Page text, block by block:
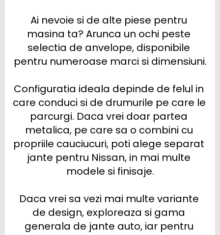
Ai nevoie si de alte piese pentru
masina ta? Arunca un ochi peste
selectia de anvelope, disponibile
pentru numeroase marci si dimensiuni.
Configuratia ideala depinde de felul in
care conduci si de drumurile pe care le
parcurgi. Daca vrei doar partea
metalica, pe care sa o combini cu
propriile cauciucuri, poti alege separat
jante pentru Nissan, in mai multe
modele si finisaje.
Daca vrei sa vezi mai multe variante
de design, exploreaza si gama
generala de jante auto, iar pentru